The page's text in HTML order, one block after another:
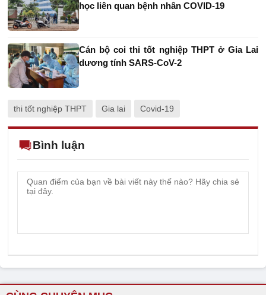
học liên quan bệnh nhân COVID-19
Cán bộ coi thi tốt nghiệp THPT ở Gia Lai
dương tính SARS-CoV-2
thi tốt nghiệp THPT Gia lai Covid-19
Bình luận